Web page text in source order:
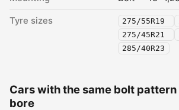
Tyre sizes 275/55R19
275/45R21
285/40R23
Cars with the same bolt
bore